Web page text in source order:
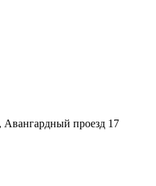
Авангардный проезд 17